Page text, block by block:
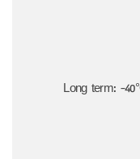
Long term: -